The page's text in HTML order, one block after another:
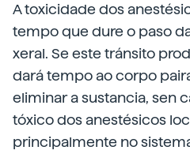
A toxicidade dos
tempo que dure o paso
xeral. Se este tránsito
dará tempo ao corpo
eliminar a sustancia, sen
tóxico dos anestésicos
principalmente no